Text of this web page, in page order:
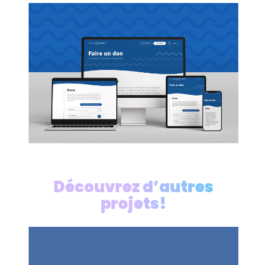
Découvrez d’autres
projets!